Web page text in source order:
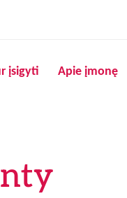
įsigyti Apie įmonę